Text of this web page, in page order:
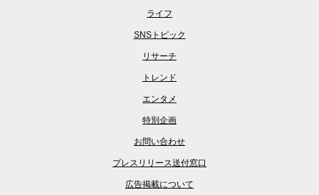
ライフ
SNSトピック
リサーチ
トレンド
エンタメ
特別企画
お問い合わせ
プレスリリース送付窓口
広告掲載について